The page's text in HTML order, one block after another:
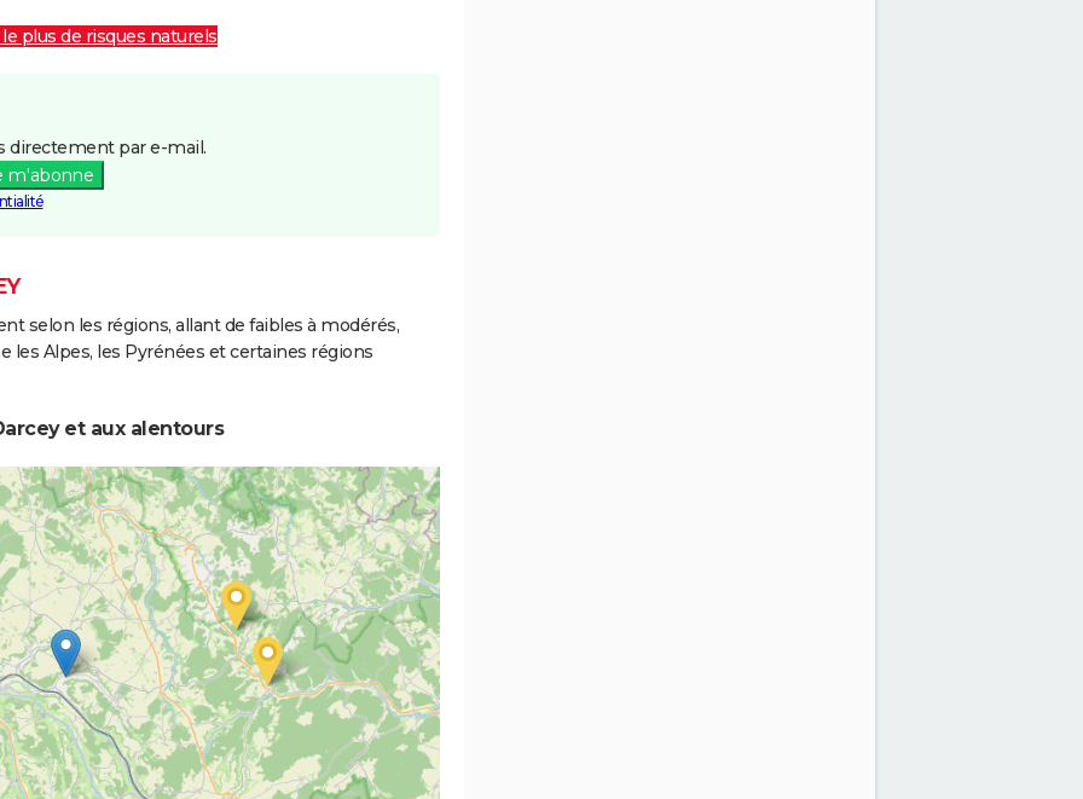
plus de risques naturels
directement par e-mail.
m'abonne
selon les régions, allant de faibles à modérés,
les Alpes, les Pyrénées et certaines régions
et aux alentours